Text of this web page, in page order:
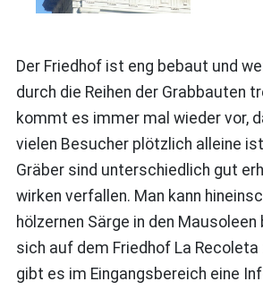
Der Friedhof ist eng bebaut und
durch die Reihen der Grabbauten
kommt es immer mal wieder vor,
vielen Besucher plötzlich alleine
Gräber sind unterschiedlich gut
wirken verfallen. Man kann
hölzernen Särge in den
sich auf dem Friedhof La Recoleta
gibt es im Eingangsbereich eine